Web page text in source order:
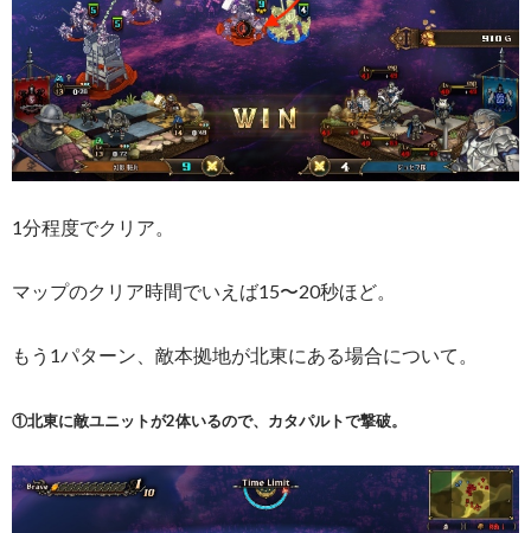
1分程度でクリア。
マップのクリア時間でいえば15〜20秒ほど。
もう1パターン、敵本拠地が北東にある場合について。
①北東に敵ユニットが2体いるので、カタパルトで撃破。